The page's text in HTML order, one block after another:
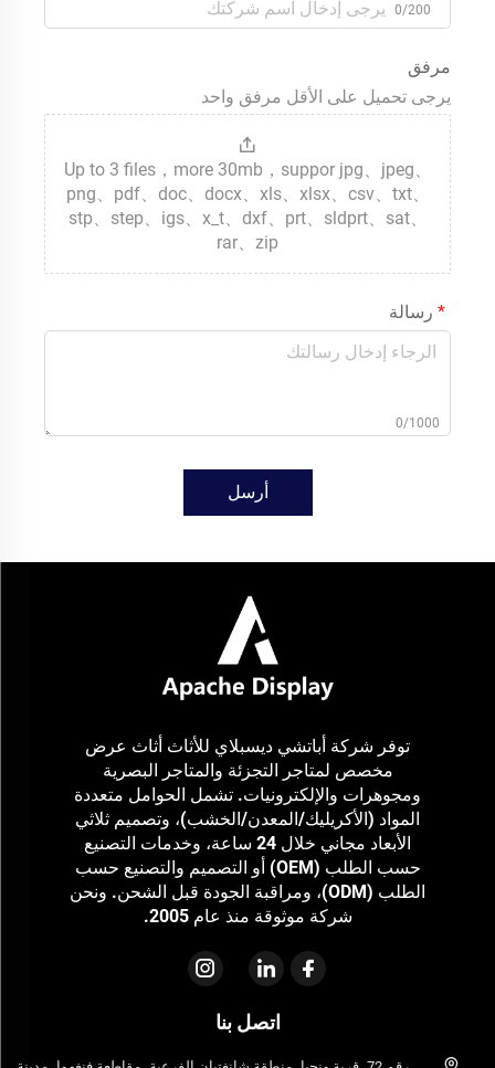
0/200
مرفق
يرجى تحميل على الأقل مرفق واحد
Up to 3 files，more 30mb，suppor jpg、jpeg、
png、pdf、doc、docx、xls、xlsx、csv、txt、
stp、step、igs、x_t、dxf、prt、sldprt、sat、
rar、zip
رسالة
0/1000
أرسل
توفر شركة أباتشي ديسبلاي للأثاث أثاث عرض
مخصص لمتاجر التجزئة والمتاجر البصرية
ومجوهرات والإلكترونيات. تشمل الحوامل متعددة
المواد (الأكريليك/المعدن/الخشب)، وتصميم ثلاثي
الأبعاد مجاني خلال 24 ساعة، وخدمات التصنيع
حسب الطلب (OEM) أو التصميم والتصنيع حسب
الطلب (ODM)، ومراقبة الجودة قبل الشحن. ونحن
شركة موثوقة منذ عام 2005.
اتصل بنا